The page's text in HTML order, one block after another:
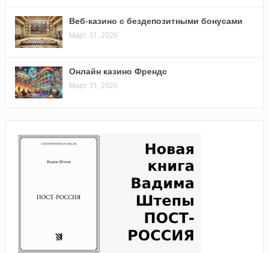
Веб-казино с бездепозитными бонусами
Март 31, 2026
Онлайн казино Френдс
Март 31, 2026